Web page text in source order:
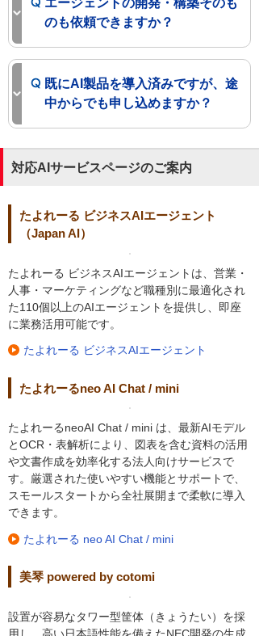
エージェントの開発・構築そのも
のも依頼できますか？
既にAI製品を導入済みですが、途
中からでも申し込めますか？
対応AIサービスページのご案内
たよれーる ビジネスAIエージェント
（Japan AI）
たよれーる ビジネスAIエージェントは、営業・
人事・マーケティングなど職種別に最適化され
た110個以上のAIエージェントを提供し、即座
に業務活用可能です。
たよれーる ビジネスAIエージェント
たよれーるneo AI Chat / mini
たよれーるneoAI Chat / mini は、最新AIモデル
とOCR・表解析により、図表を含む資料の活用
や文書作成を効率化する法人向けサービスで
す。厳選された使いやすい機能とサポートで、
スモールスタートから全社展開まで柔軟に導入
できます。
たよれーる neo AI Chat / mini
美琴 powered by cotomi
設置が容易なタワー型筐体（きょうたい）を採